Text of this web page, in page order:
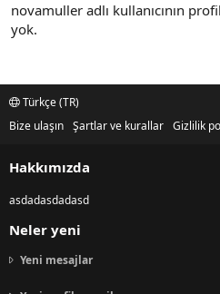
novamuller adlı kullanıcının
yok.
Türkçe (TR)
Bize ulaşın Şartlar ve kurallar Gizlilik
Hakkımızda
asdadasdadasd
Neler yeni
Yeni mesajlar